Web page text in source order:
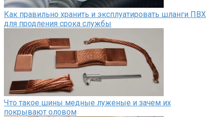
Как правильно хранить и эксплуатировать шланги ПВХ
для продления срока службы
Что такое шины медные луженые и зачем их
покрывают оловом